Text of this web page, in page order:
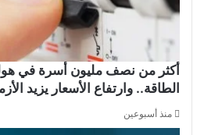
أكثر من نصف مليون أسرة في
الطاقة.. وارتفاع الأسعار يزيد
منذ أسبوعين